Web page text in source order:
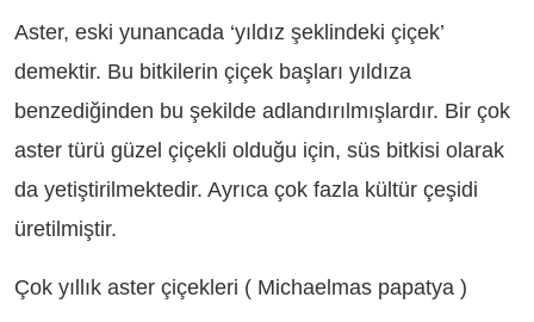
Aster, eski yunancada ‘yıldız şeklindeki çiçek’
demektir. Bu bitkilerin çiçek başları yıldıza
benzediğinden bu şekilde adlandırılmışlardır. Bir çok
aster türü güzel çiçekli olduğu için, süs bitkisi olarak
da yetiştirilmektedir. Ayrıca çok fazla kültür çeşidi
üretilmiştir.
Çok yıllık aster çiçekleri ( Michaelmas papatya )